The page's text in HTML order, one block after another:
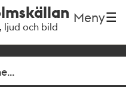
ljud och bild
Meny